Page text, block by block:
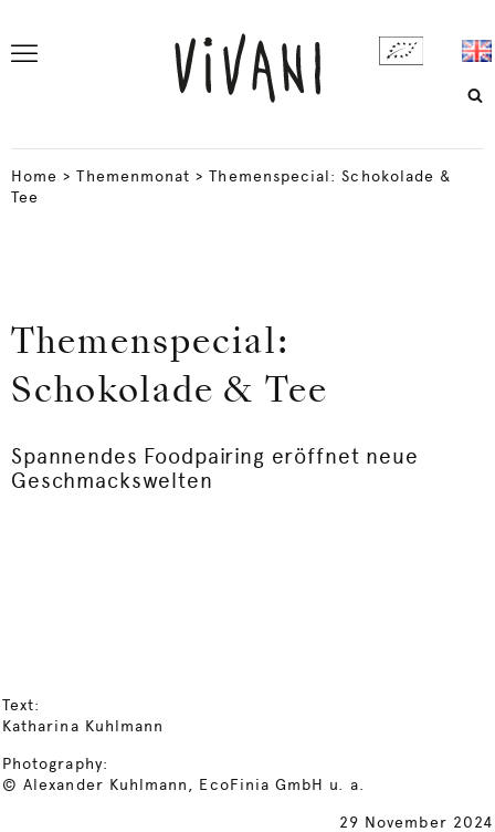
Home >Themenmonat >Themenspecial: Schokolade &
Tee
Themenspecial:
Schokolade & Tee
Spannendes Foodpairing eröffnet neue
Geschmackswelten
Text:
Katharina Kuhlmann
Photography:
© Alexander Kuhlmann, EcoFinia GmbH u. a.
29 November 2024